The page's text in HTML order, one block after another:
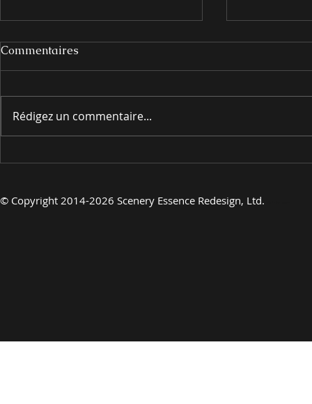
EN PRÉSENTANT
Commentaires
Rédigez un commentaire...
© Copyright 2014-2026 Scenery Essence Redesign, Ltd.